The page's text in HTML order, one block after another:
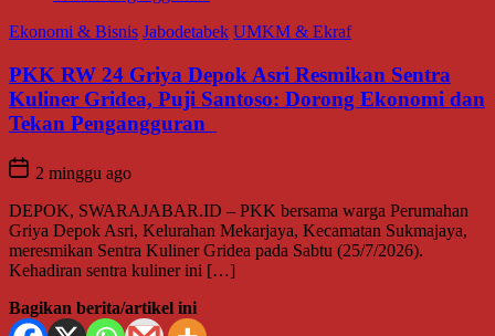
Ekonomi & Bisnis Jabodetabek UMKM & Ekraf
PKK RW 24 Griya Depok Asri Resmikan Sentra
Kuliner Gridea, Puji Santoso: Dorong Ekonomi dan
Tekan Pengangguran
2 minggu ago
DEPOK, SWARAJABAR.ID – PKK bersama warga Perumahan
Griya Depok Asri, Kelurahan Mekarjaya, Kecamatan Sukmajaya,
meresmikan Sentra Kuliner Gridea pada Sabtu (25/7/2026).
Kehadiran sentra kuliner ini […]
Bagikan berita/artikel ini